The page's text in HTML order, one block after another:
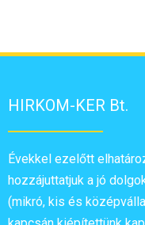
HIRKOM-KER Bt.
Évekkel ezelőtt
hozzájuttatjuk a jó
(mikró, kis és